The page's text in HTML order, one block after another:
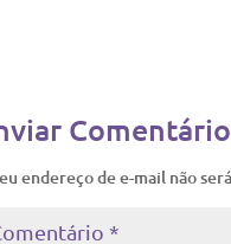
Comentário
endereço de e-mail não